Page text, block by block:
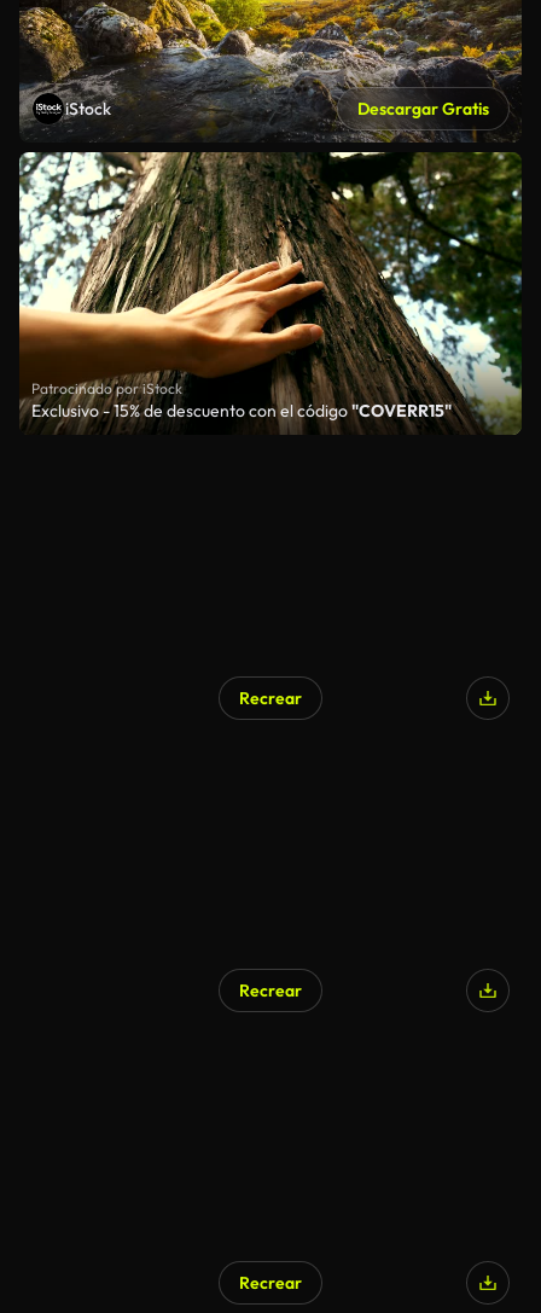
iStock Descargar Gratis
Patrocinado por iStock
Exclusivo - 15% de descuento con el código"COVERR15"
Recrear
Recrear
Recrear